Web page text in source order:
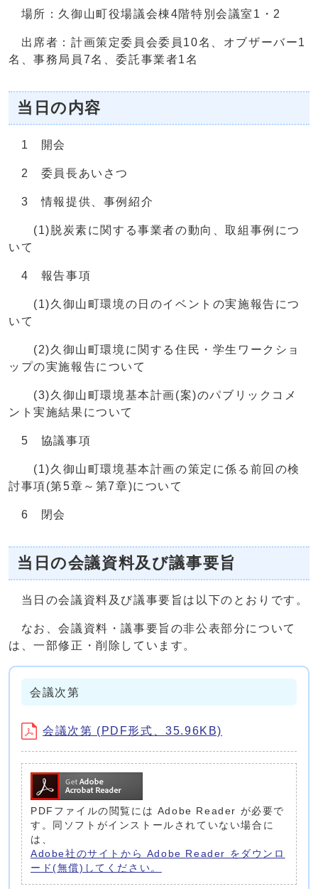
場所：久御山町役場議会棟4階特別会議室1・2
出席者：計画策定委員会委員10名、オブザーバー1
名、事務局員7名、委託事業者1名
当日の内容
1 開会
2 委員長あいさつ
3 情報提供、事例紹介
(1)脱炭素に関する事業者の動向、取組事例につ
いて
4 報告事項
(1)久御山町環境の日のイベントの実施報告につ
いて
(2)久御山町環境に関する住民・学生ワークショ
ップの実施報告について
(3)久御山町環境基本計画(案)のパブリックコメ
ント実施結果について
5 協議事項
(1)久御山町環境基本計画の策定に係る前回の検
討事項(第5章～第7章)について
6 閉会
当日の会議資料及び議事要旨
当日の会議資料及び議事要旨は以下のとおりです。
なお、会議資料・議事要旨の非公表部分について
は、一部修正・削除しています。
会議次第
会議次第 (PDF形式、35.96KB)
PDFファイルの閲覧には Adobe Reader が必要で
す。同ソフトがインストールされていない場合に
は、
Adobe社のサイトから Adobe Reader をダウンロ
ード(無償)してください。